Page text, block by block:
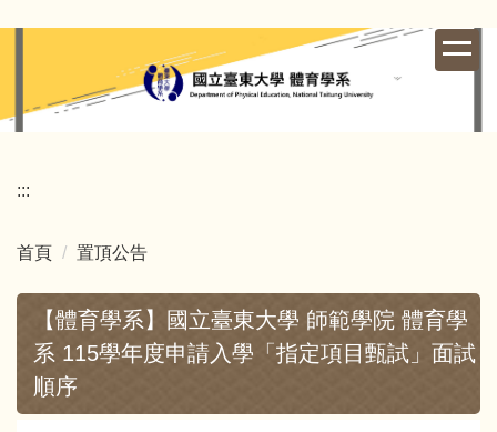
內
:::
首頁 置頂公告
【體育學系】國立臺東大學 師範學院 體育學
系 115學年度申請入學「指定項目甄試」面試
順序